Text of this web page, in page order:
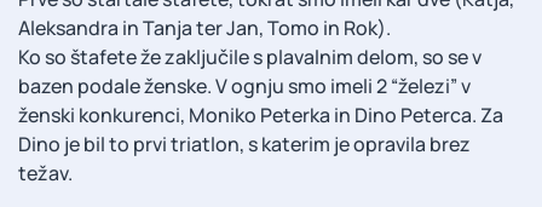
Aleksandra in Tanja ter Jan, Tomo in Rok).
Ko so štafete že zaključile s plavalnim delom, so se v
bazen podale ženske. V ognju smo imeli 2 “železi” v
ženski konkurenci, Moniko Peterka in Dino Peterca. Za
Dino je bil to prvi triatlon, s katerim je opravila brez
težav.